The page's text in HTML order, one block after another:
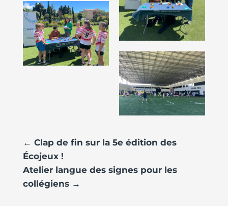
← Clap de fin sur la 5e édition des
Écojeux !
Atelier langue des signes pour les
collégiens→